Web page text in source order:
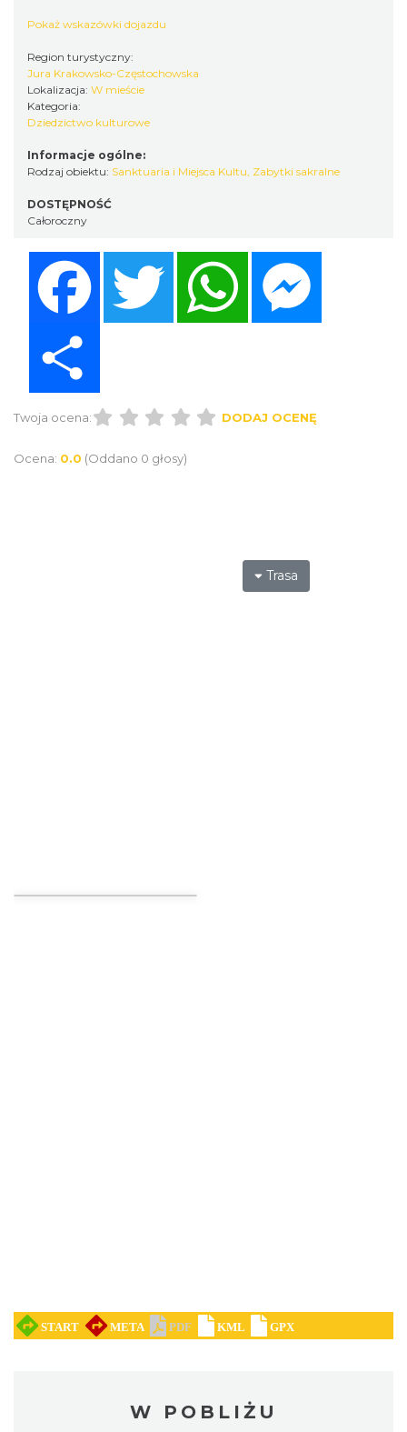
Pokaż wskazówki dojazdu
Region turystyczny:
Jura Krakowsko-Częstochowska
Lokalizacja: W mieście
Kategoria:
Dziedzictwo kulturowe
Informacje ogólne:
Rodzaj obiektu: Sanktuaria i Miejsca Kultu, Zabytki sakralne
DOSTĘPNOŚĆ
Całoroczny
Twitter WhatsApp
Twoja ocena: DODAJ OCENĘ
Ocena: 0.0 (Oddano 0 głosy)
Trasa
W POBLIŻU